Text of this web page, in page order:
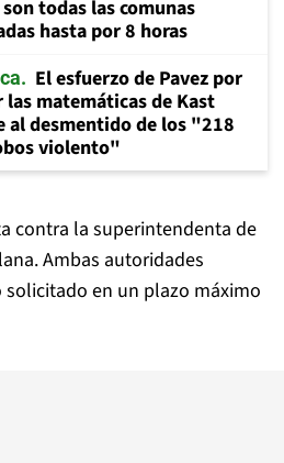
todas las comunas
hasta por 8 horas
El esfuerzo de Pavez por
las matemáticas de Kast
al desmentido de los "218
violento"
contra la superintendenta de
Ambas autoridades
en un plazo máximo